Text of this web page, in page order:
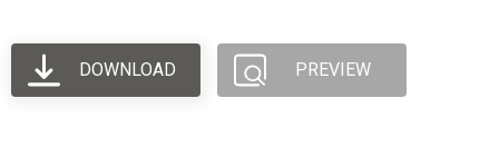
DOWNLOAD PREVIEW